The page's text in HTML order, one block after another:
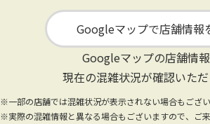
Googleマップで店舗情報
Googleマップの店舗情
現在の混雑状況が確認いただ
※一部の店舗では混雑状況が表示されない場合もござい
※実際の混雑情報と異なる場合もございますので、ご